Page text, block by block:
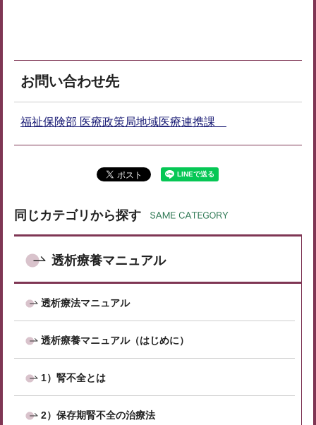
お問い合わせ先
福祉保険部 医療政策局地域医療連携課
同じカテゴリから探す
透析療養マニュアル
透析療法マニュアル
透析療養マニュアル（はじめに）
1）腎不全とは
2）保存期腎不全の治療法